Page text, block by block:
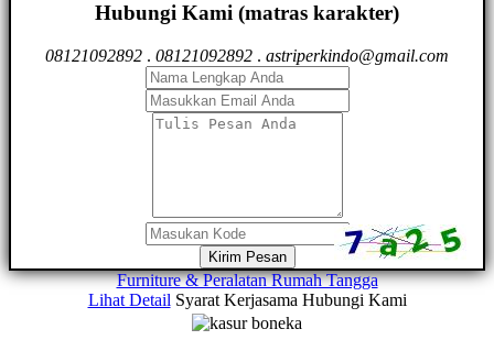
Hubungi Kami (matras karakter)
08121092892 . 08121092892 . astriperkindo@gmail.com
Kirim Pesan
Furniture & Peralatan Rumah Tangga
Lihat Detail Syarat Kerjasama Hubungi Kami